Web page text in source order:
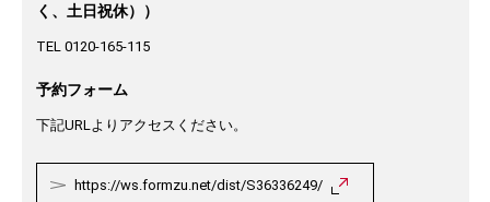
く、土日祝休））
TEL 0120-165-115
予約フォーム
下記URLよりアクセスください。
https://ws.formzu.net/dist/S36336249/